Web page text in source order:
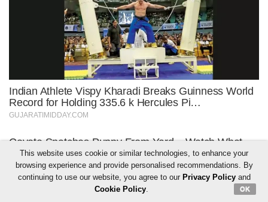
This website uses cookie or similar technologies, to enhance your
browsing experience and provide personalised recommendations. By
continuing to use our website, you agree to our Privacy Policyand
Cookie Policy. OK